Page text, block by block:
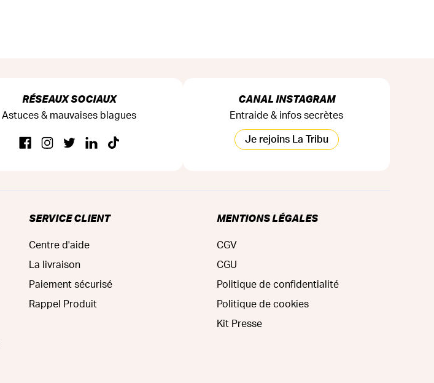
RÉSEAUX SOCIAUX
Astuces & mauvaises blagues
CANAL INSTAGRAM
Entraide & infos secrètes
Je rejoins La Tribu
SERVICE CLIENT
Centre d'aide
La livraison
Paiement sécurisé
Rappel Produit
MENTIONS LÉGALES
CGV
CGU
Politique de confidentialité
Politique de cookies
Kit Presse